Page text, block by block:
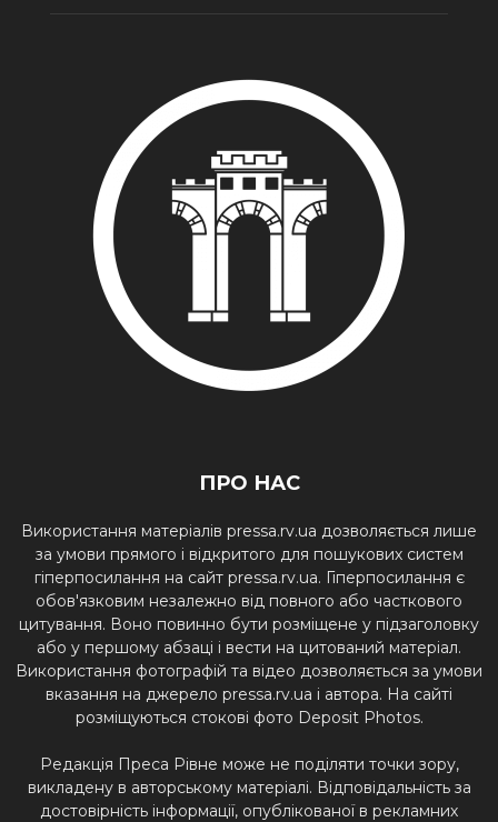
ПРО НАС
Використання матеріалів pressa.rv.ua дозволяється лише
за умови прямого і відкритого для пошукових систем
гіперпосилання на сайт pressa.rv.ua. Гіперпосилання є
обов'язковим незалежно від повного або часткового
цитування. Воно повинно бути розміщене у підзаголовку
або у першому абзаці і вести на цитований матеріал.
Використання фотографій та відео дозволяється за умови
вказання на джерело pressa.rv.ua і автора. На сайті
розміщуються стокові фото Deposit Photos.
Редакція Преса Рівне може не поділяти точки зору,
викладену в авторському матеріалі. Відповідальність за
достовірність інформації, опублікованої в рекламних